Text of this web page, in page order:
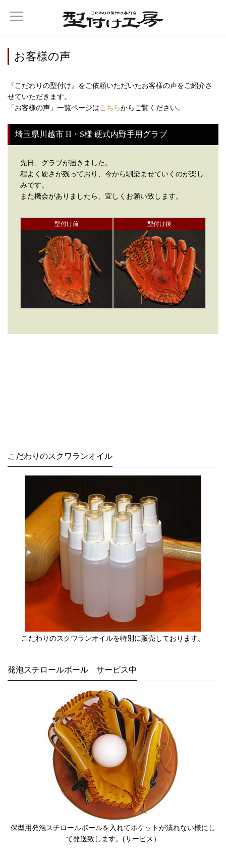
お客様の声
『こだわりの型付け』をご依頼いただいたお客様の声をご紹介さ
せていただきます。
「お客様の声」一覧ページはこちらからご覧ください。
埼玉県川越市 H・S様 硬式内野手用グラブ
先日、グラブが届きました。
程よく硬さが残っており、今から馴染ませていくのが楽し
みです。
また機会がありましたら、宜しくお願い致します。
型付け前 型付け後
こだわりのスクワランオイル
こだわりのスクワランオイルを特別に販売しております。
発泡スチロールボール サービス中
保型用発泡スチロールボールを入れてポケットが潰れない様にし
て発送致します。(サービス）